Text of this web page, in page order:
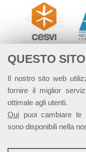
QUESTO
Il nostro sito web
fornire il miglior
ottimale agli utenti.
Qui puoi cambiare le
sono disponibili nella